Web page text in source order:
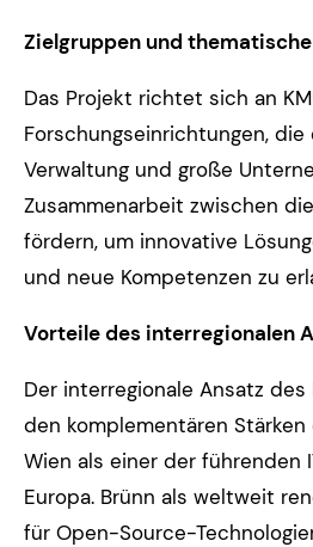
Zielgruppen und
Das Projekt richtet sich an
Forschungseinrichtungen,
Verwaltung und große
Zusammenarbeit zwischen
fördern, um innovative
und neue Kompetenzen zu
Vorteile des interregionalen
Der interregionale Ansatz
den komplementären Stärken
Wien als einer der führenden
Europa. Brünn als weltweit
für Open-Source-